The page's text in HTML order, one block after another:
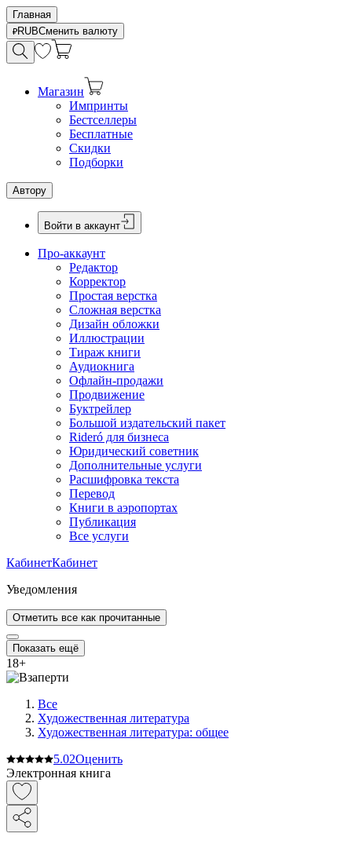
Главная
RUBСменить валюту
Магазин
Импринты
Бестселлеры
Бесплатные
Скидки
Подборки
Автору
Войти в аккаунт
Про-аккаунт
Редактор
Корректор
Простая верстка
Сложная верстка
Дизайн обложки
Иллюстрации
Тираж книги
Аудиокнига
Офлайн-продажи
Продвижение
Буктрейлер
Большой издательский пакет
Rideró для бизнеса
Юридический советник
Дополнительные услуги
Расшифровка текста
Перевод
Книги в аэропортах
Публикация
Все услуги
КабинетКабинет
Уведомления
Отметить все как прочитанные
Показать ещё
18+
Все
Художественная литература
Художественная литература: общее
5.02Оценить
Электронная книга